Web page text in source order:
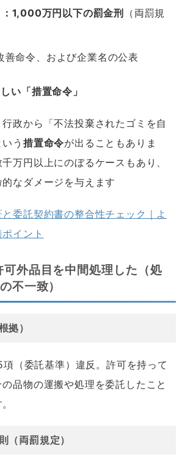
1,000万円以下の罰金刑
（両罰規
善命令、および企業名の公表
い「措置命令」
政から「不法投棄されたゴミを自
う 措置命令が出ることもありま
万円以上にのぼるケースもあり、
なダメージを与えます
委託契約書の整合性チェック｜よ
イント
外品目を中間処理した（処
不一致）
拠）
（委託基準）違反。許可を持って
品物の運搬や処理を委託したこと
（両罰規定）